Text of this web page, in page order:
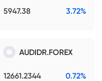
5947.38 3.72%
AUDIDR.FOREX
12661.2344 0.72%